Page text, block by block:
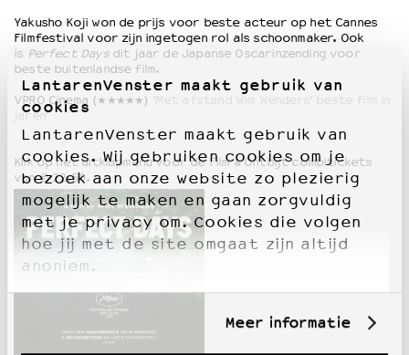
LantarenVenster maakt gebruik van
cookies
LantarenVenster maakt gebruik van
cookies. Wij gebruiken cookies om je
bezoek aan onze website zo plezierig
mogelijk te maken en gaan zorgvuldig
met je privacy om. Cookies die volgen
hoe jij met de site omgaat zijn altijd
anoniem.
Meer informatie
Yakusho Koji won de prijs voor beste acteur op het Cannes
Filmfestival voor zijn ingetogen rol als schoonmaker. Ook
is Perfect Days dit jaar de Japanse Oscarinzending voor
beste buitenlandse film.
VPRO Cinema (★★★★★) ‘Met afstand Wim Wenders’ beste film in
jaren’
Klik op het uitklapmenu voor de Film & Ontbijt combitickets
van € 22,50.